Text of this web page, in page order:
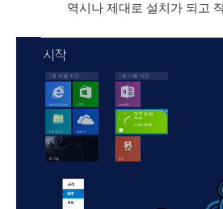
역시나 제대로 설치가 되고